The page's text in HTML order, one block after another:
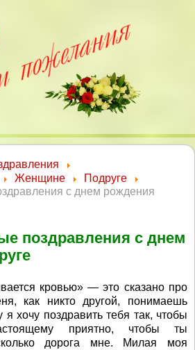
Женщине
Подруге
с днем рождения
поздравления с днем
кровью» — это сказано про
как никто другой, понимаешь
хочу поздравить тебя так, чтобы
приятно, чтобы ты
дорога мне. Милая моя